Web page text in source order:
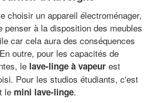
choisir un appareil électroménager,
penser à la disposition des meubles
car cela aura des conséquences
outre, pour les capacités de
le lave-linge à vapeur est
Pour les studios étudiants, c'est
le mini lave-linge.